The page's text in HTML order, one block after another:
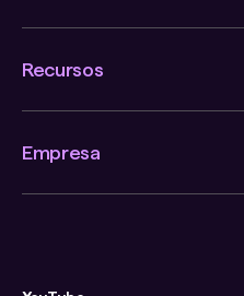
Recursos
Empresa